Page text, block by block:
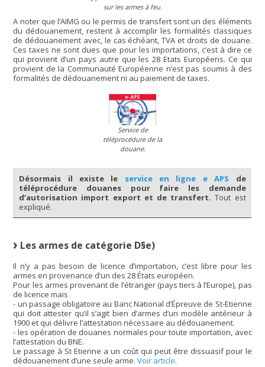
sur les armes à feu.
A noter que l’AIMG ou le permis de transfert sont un des éléments
du dédouanement, restent à accomplir les formalités classiques
de dédouanement avec, le cas échéant, TVA et droits de douane.
Ces taxes ne sont dues que pour les importations, c’est à dire ce
qui provient d’un pays autre que les 28 Etats Européens. Ce qui
provient de la Communauté Européenne n’est pas soumis à des
formalités de dédouanement ni au paiement de taxes.
Service de
téléprocédure de la
douane.
Désormais il existe le service en ligne e APS de
téléprocédure douanes pour faire les demande
d’autorisation import export et de transfert.Tout est
expliqué.
Les armes de catégorie D§e)
Il n’y a pas besoin de licence d’importation, c’est libre pour les
armes en provenance d’un des 28 États européen.
Pour les armes provenant de l’étranger (pays tiers à l’Europe), pas
de licence mais
- un passage obligatoire au Banc National d’Épreuve de St-Etienne
qui doit attester qu’il s’agit bien d’armes d’un modèle antérieur à
1900 et qui délivre l’attestation nécessaire au dédouanement.
- les opération de douanes normales pour toute importation, avec
l’attestation du BNE.
Le passage à St Etienne a un coût qui peut être dissuasif pour le
dédouanement d’une seule arme.Voir article.